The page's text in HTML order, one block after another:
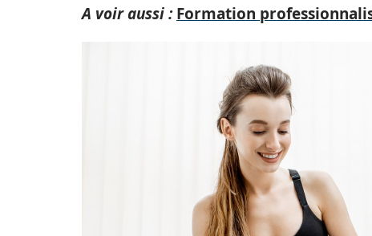
A voir aussi : Formation